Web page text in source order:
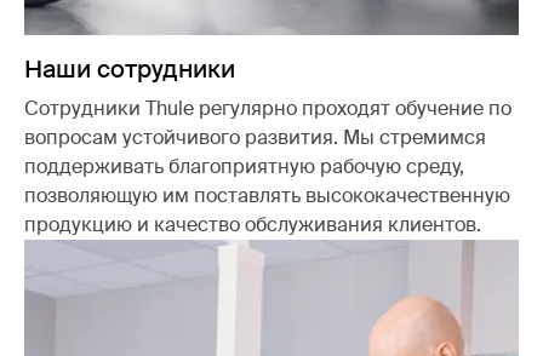
Наши сотрудники
Сотрудники Thule регулярно проходят обучение по
вопросам устойчивого развития. Мы стремимся
поддерживать благоприятную рабочую среду,
позволяющую им поставлять высококачественную
продукцию и качество обслуживания клиентов.